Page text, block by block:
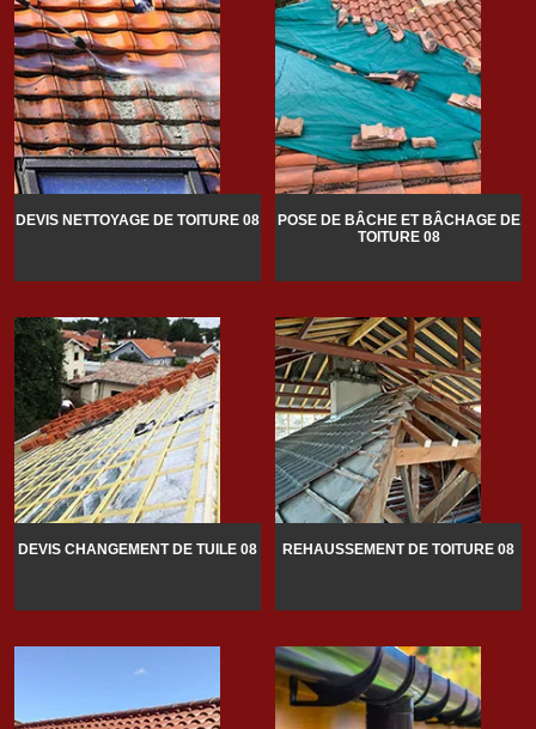
DEVIS NETTOYAGE DE TOITURE 08
POSE DE BÂCHE ET BÂCHAGE DE
TOITURE 08
DEVIS CHANGEMENT DE TUILE 08 REHAUSSEMENT DE TOITURE 08